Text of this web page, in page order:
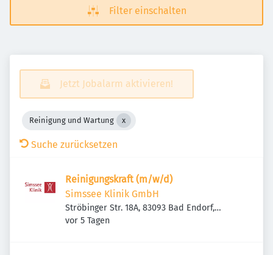
Filter einschalten
Jetzt Jobalarm aktivieren!
Reinigung und Wartung
Suche zurücksetzen
Reinigungskraft (m/w/d)
Simssee Klinik GmbH
Ströbinger Str. 18A, 83093 Bad Endorf,
Deutschland
Veröffentlicht
vor 5 Tagen